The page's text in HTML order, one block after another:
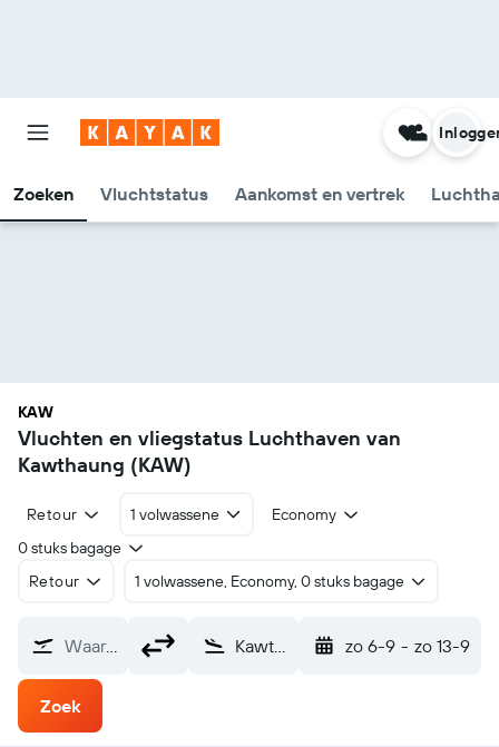
Zoeken Vluchtstatus Aankomst en vertrek
KAW
Vluchten en vliegstatus Luchthaven van
Kawthaung (KAW)
Retour 1 volwassene
Economy
0 stuks bagage
Retour
1 volwassene, Economy, 0 stuks bagage
Waarvandaan? Kawthaung (KAW) zo 6-9 - zo 13-9
Zoek